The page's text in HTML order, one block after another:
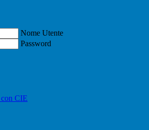
Nome Utente
Password
CIE